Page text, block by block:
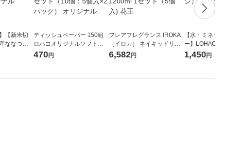
【新米切
ななつぼ
令和7年産
ティッシュペーパー 150組
ロハコオリジナルソフトパ
ックティッシュ フィオナ オ
470円
フレアフレグランス IROKA
（イロカ） ネイキッドリリ
ーの香り 柔軟剤 詰め替え 超
6,582円
【水・ミネラ
ー】LOHACO
1箱（20本入
1,450円